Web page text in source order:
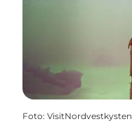
Foto: VisitNordvestkysten